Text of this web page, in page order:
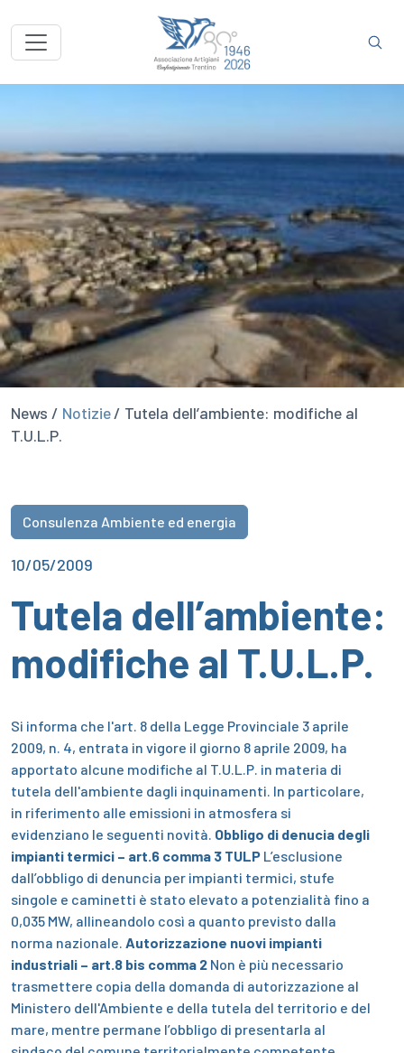
News / Notizie/ Tutela dell’ambiente: modifiche al
T.U.L.P.
Consulenza Ambiente ed energia
10/05/2009
Tutela dell’ambiente:
modifiche al T.U.L.P.
Si informa che l'art. 8 della Legge Provinciale 3 aprile
2009, n. 4, entrata in vigore il giorno 8 aprile 2009, ha
apportato alcune modifiche al T.U.L.P. in materia di
tutela dell'ambiente dagli inquinamenti. In particolare,
in riferimento alle emissioni in atmosfera si
evidenziano le seguenti novità. Obbligo di denucia degli
impianti termici – art.6 comma 3 TULP L’esclusione
dall’obbligo di denuncia per impianti termici, stufe
singole e caminetti è stato elevato a potenzialità fino a
0,035 MW, allineandolo così a quanto previsto dalla
norma nazionale. Autorizzazione nuovi impianti
industriali – art.8 bis comma 2 Non è più necessario
trasmettere copia della domanda di autorizzazione al
Ministero dell'Ambiente e della tutela del territorio e del
mare, mentre permane l’obbligo di presentarla al